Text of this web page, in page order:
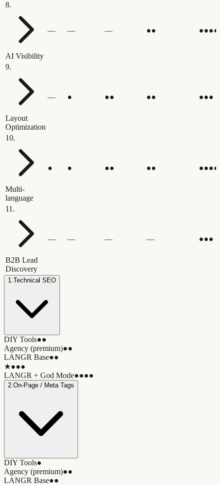
8.
AI Visibility
— — — ●● ●●●●
9.
Layout
Optimization
— ● ●● ●● ●●●
10.
Multi-
language
● ● ●● ●● ●●●●
11 .
B2B Lead
Discovery
— — — — ●●●
1.Technical SEO
DIY Tools●●
Agency (premium)●●
LANGR Base●●
★●●●
LANGR + God Mode●●●●
2.On-Page / Meta Tags
DIY Tools●
Agency (premium)●●
LANGR Base●●